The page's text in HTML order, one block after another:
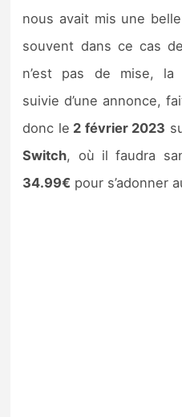
nous avait mis une
souvent dans ce cas
n’est pas de mise, la
suivie d’une annonce,
donc le 2 février 2023
Switch, où il faudra
34.99€ pour s’adonner